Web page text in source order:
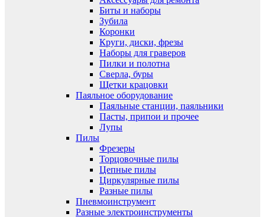
Биты и наборы
Зубила
Коронки
Круги, диски, фрезы
Наборы для граверов
Пилки и полотна
Сверла, буры
Щетки крацовки
Паяльное оборудование
Паяльные станции, паяльники
Пасты, припои и прочее
Лупы
Пилы
Фрезеры
Торцовочные пилы
Цепные пилы
Циркулярные пилы
Разные пилы
Пневмоинструмент
Разные электроинструменты